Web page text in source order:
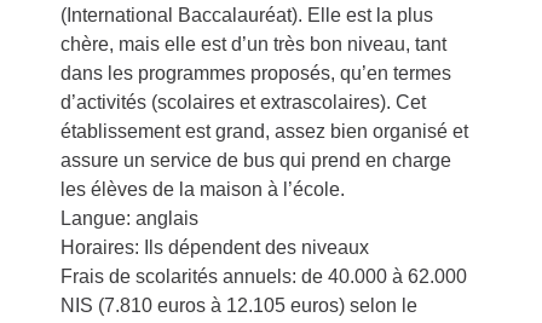
(International Baccalauréat). Elle est la plus
chère, mais elle est d’un très bon niveau, tant
dans les programmes proposés, qu’en termes
d’activités (scolaires et extrascolaires). Cet
établissement est grand, assez bien organisé et
assure un service de bus qui prend en charge
les élèves de la maison à l’école.
Langue: anglais
Horaires: Ils dépendent des niveaux
Frais de scolarités annuels: de 40.000 à 62.000
NIS (7.810 euros à 12.105 euros) selon le